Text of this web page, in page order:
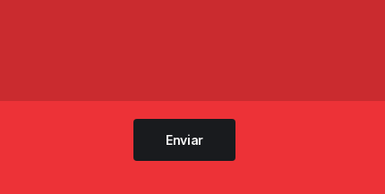
Enviar